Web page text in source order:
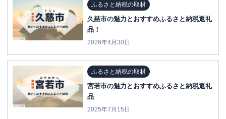
ふるさと納税の取材
久慈市の魅力とおすすめふるさと納税返礼
品！
2026年4月30日
ふるさと納税の取材
宮若市の魅力とおすすめふるさと納税返礼
品
2025年7月15日